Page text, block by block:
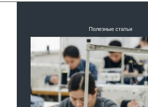
Полезные статьи